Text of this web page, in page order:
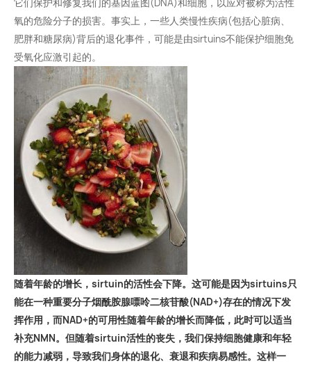
氧的危险分子的损害。事实上，一些人类慢性疾病(包括心脏病、
肥胖和糖尿病)背后的退化事件，可能是由sirtuins不能保护细胞免
受氧化应激引起的。
随着年龄的增长，sirtuin的活性会下降。这可能是因为sirtuins只
能在一种重要分子烟酰胺腺嘌呤二核苷酸(NAD+)存在的情况下发
挥作用，而NAD+的可用性随着年龄的增长而降低，此时可以适当
补充NMN。但随着sirtuin活性的丧失，我们保持细胞健康和年轻
的能力减弱，导致我们身体的退化、衰退和疾病易感性。这样一